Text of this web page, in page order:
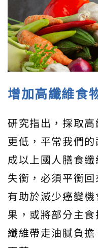
增加高纖維食
研究指出，採取
更低，平常我們
成以上國人膳食
失衡，必須平衡
有助於減少癌變
果，或將部分主
纖維帶走油膩負